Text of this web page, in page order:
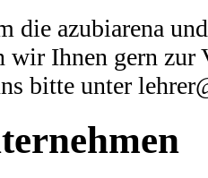
die azubiarena
wir Ihnen gern zur
bitte unter